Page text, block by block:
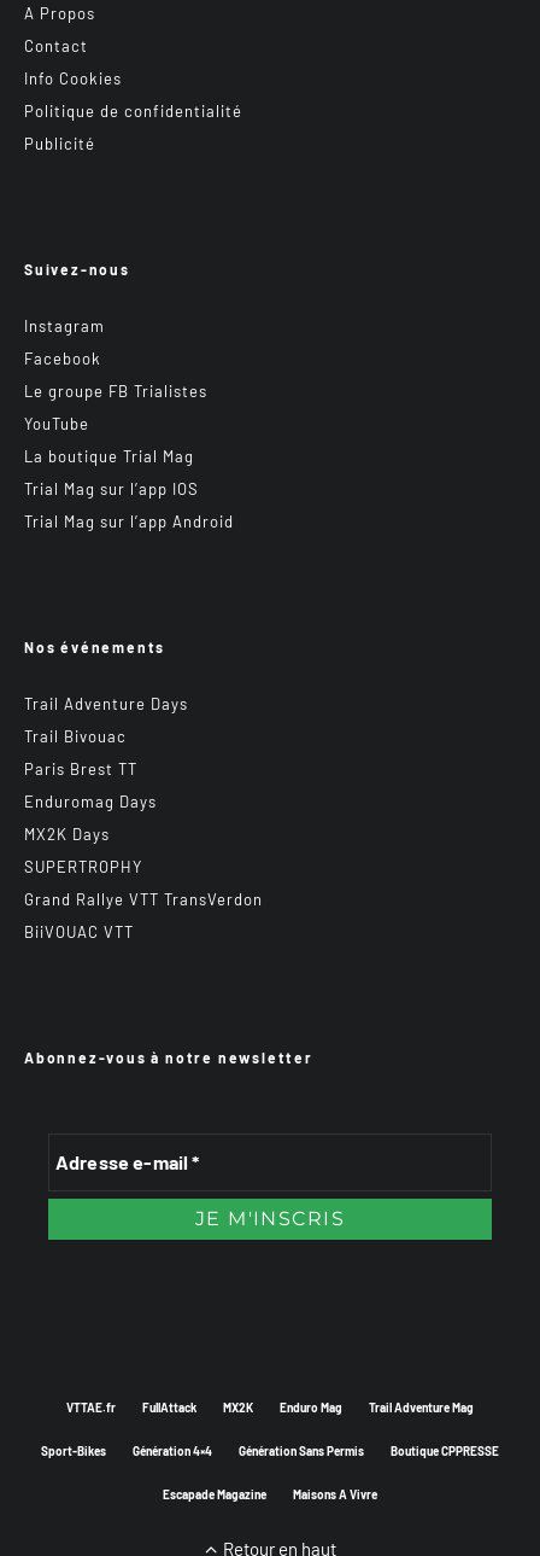
A Propos
Contact
Info Cookies
Politique de confidentialité
Publicité
Suivez-nous
Instagram
Facebook
Le groupe FB Trialistes
YouTube
La boutique Trial Mag
Trial Mag sur l’app IOS
Trial Mag sur l’app Android
Nos événements
Trail Adventure Days
Trail Bivouac
Paris Brest TT
Enduromag Days
MX2K Days
SUPERTROPHY
Grand Rallye VTT TransVerdon
BiiVOUAC VTT
Abonnez-vous à notre newsletter
VTTAE.fr FullAttack MX2K Enduro Mag Trail Adventure Mag
Sport-Bikes Génération 4×4 Génération Sans Permis Boutique CPPRESSE
Escapade Magazine Maisons A Vivre
Retour en haut